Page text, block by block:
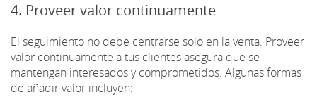
4. Proveer valor continuamente
El seguimiento no debe centrarse solo en la venta. Proveer
valor continuamente a tus clientes asegura que se
mantengan interesados y comprometidos. Algunas formas
de añadir valor incluyen: